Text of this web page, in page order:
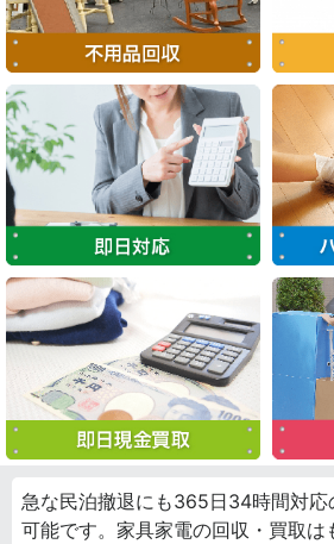
急な民泊撤退にも365日34時間対応
可能です。家具家電の回収・買取は